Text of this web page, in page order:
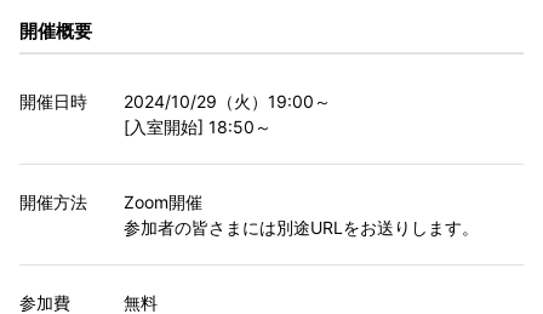
開催概要
開催日時
2024/10/29（火）19:00～
[入室開始] 18:50～
開催方法
Zoom開催
参加者の皆さまには別途URLをお送りします。
参加費 無料